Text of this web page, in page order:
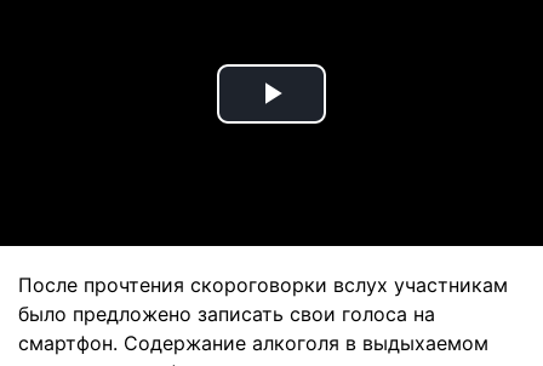
Play
После прочтения скороговорки вслух участникам
было предложено записать свои голоса на
смартфон. Содержание алкоголя в выдыхаемом